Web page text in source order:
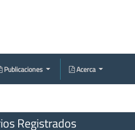
Publicaciones Acerca
Registrados